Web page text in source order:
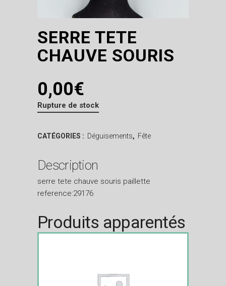
SERRE TETE
CHAUVE SOURIS
0,00€
Rupture de stock
CATÉGORIES : Déguisements, Fête
Description
serre tete chauve souris paillette
reference:29176
Produits apparentés